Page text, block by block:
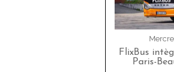
FlixBus
Paris-